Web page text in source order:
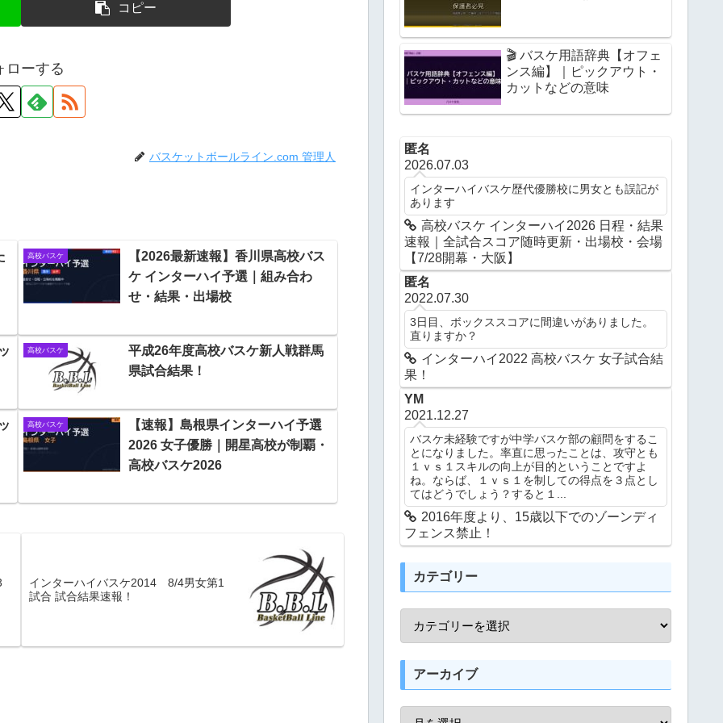
コピー
ローする
バスケットボールライン.com 管理人
高校バスケ
【2026最新速報】香川県高校バス
ケ インターハイ予選｜組み合わ
せ・結果・出場校
高校バスケ
平成26年度高校バスケ新人戦群馬
県試合結果！
高校バスケ
【速報】島根県インターハイ予選
2026 女子優勝｜開星高校が制覇・
高校バスケ2026
インターハイバスケ2014 8/4男女第1
試合 試合結果速報！
🎬 バスケ用語辞典【オフェ
ンス編】｜ピックアウト・
カットなどの意味
匿名
2026.07.03
インターハイバスケ歴代優勝校に男女とも誤記が
あります
高校バスケ インターハイ2026 日程・結果
速報｜全試合スコア随時更新・出場校・会場
【7/28開幕・大阪】
匿名
2022.07.30
3日目、ボックススコアに間違いがありました。
直りますか？
インターハイ2022 高校バスケ 女子試合結
果！
YM
2021.12.27
バスケ未経験ですが中学バスケ部の顧問をするこ
とになりました。率直に思ったことは、攻守とも
１ｖｓ１スキルの向上が目的ということですよ
ね。ならば、１ｖｓ１を制しての得点を３点とし
てはどうでしょう？すると１...
2016年度より、15歳以下でのゾーンディ
フェンス禁止！
カテゴリー
アーカイブ